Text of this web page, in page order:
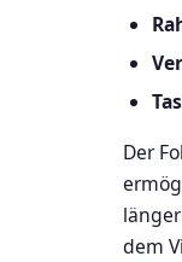
Der
dem